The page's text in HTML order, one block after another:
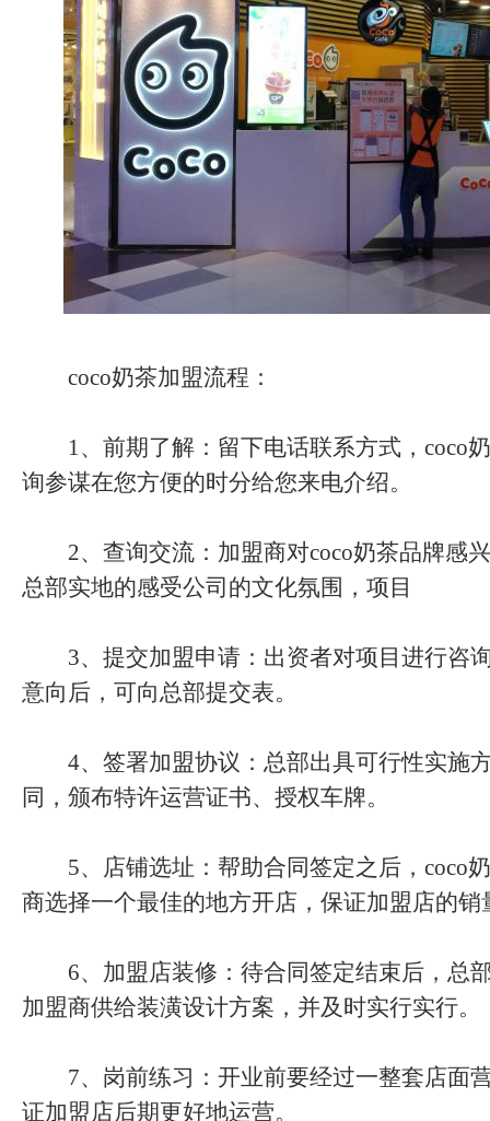
coco奶茶加盟流程：
1、前期了解：留下电话联系方式，coco
询参谋在您方便的时分给您来电介绍。
2、查询交流：加盟商对coco奶茶品牌感
总部实地的感受公司的文化氛围，项目
3、提交加盟申请：出资者对项目进行咨
意向后，可向总部提交表。
4、签署加盟协议：总部出具可行性实施
同，颁布特许运营证书、授权车牌。
5、店铺选址：帮助合同签定之后，coco
商选择一个最佳的地方开店，保证加盟店的销
6、加盟店装修：待合同签定结束后，总
加盟商供给装潢设计方案，并及时实行实行。
7、岗前练习：开业前要经过一整套店面
证加盟店后期更好地运营。